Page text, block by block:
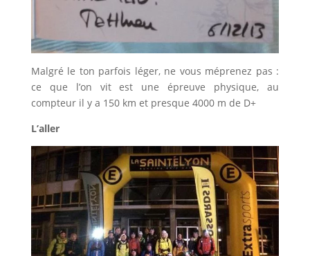
Malgré le ton parfois léger, ne vous méprenez pas :
ce que l’on vit est une épreuve physique, au
compteur il y a 150 km et presque 4000 m de D+
L’aller